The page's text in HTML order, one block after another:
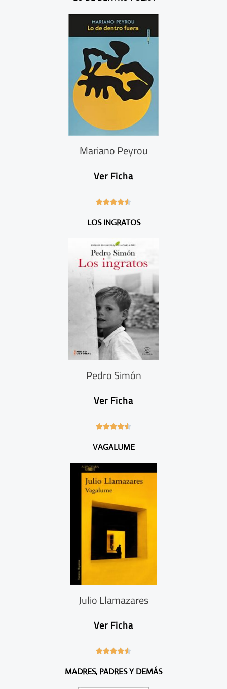
Mariano Peyrou
Ver Ficha

6
LOS INGRATOS
Pedro Simón
Ver Ficha

6
VAGALUME
Julio Llamazares
Ver Ficha

6
MADRES, PADRES Y DEMÁS